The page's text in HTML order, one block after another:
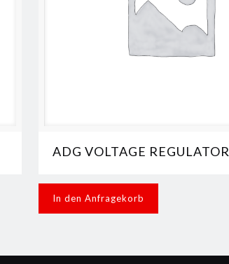
ADG VOLTAGE REGULATOR
In den Anfragekorb